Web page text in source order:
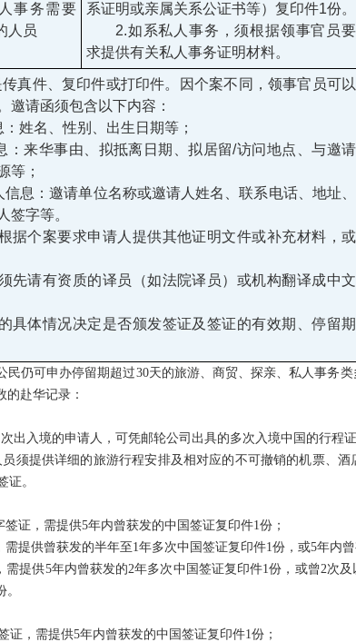
事务需要
人员
系证明或亲属关系公证书等）复印件1份。
2.如系私人事务，须根据领事官员要
求提供有关私人事务证明材料。
真件、复印件或打印件。因个案不同，领事官员可以
邀请函须包含以下内容：
：姓名、性别、出生日期等；
：来华事由、拟抵离日期、拟居留/访问地点、与邀请
等；
信息：邀请单位名称或邀请人姓名、联系电话、地址、
签字等。
据个案要求申请人提供其他证明文件或补充材料，或
先请有资质的译员（如法院译员）或机构翻译成中文
具体情况决定是否颁发签证及签证的有效期、停留期
民仍可申办停留期超过30天的旅游、商贸、探亲、私人事务
赴华记录：
次出入境的申请人，可凭邮轮公司出具的多次入境中国的行程
员须提供详细的旅游行程安排及相对应的不可撤销的机票、
证。
签证，需提供5年内曾获发的中国签证复印件1份；
需提供曾获发的半年至1年多次中国签证复印件1份，或5年内
需提供5年内曾获发的2年多次中国签证复印件1份，或曾2次
证，需提供5年内曾获发的中国签证复印件1份；